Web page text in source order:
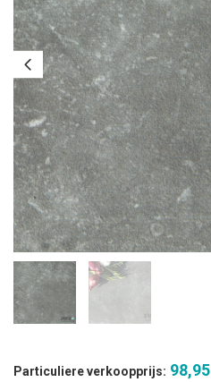
Particuliere verkoopprijs: 98,95